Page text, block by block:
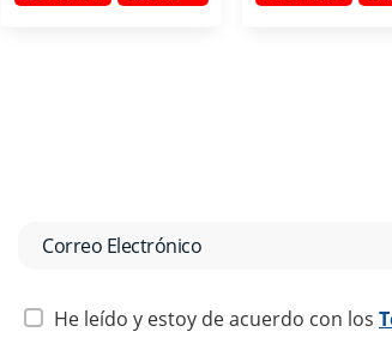
He leído y estoy de acuerdo con los